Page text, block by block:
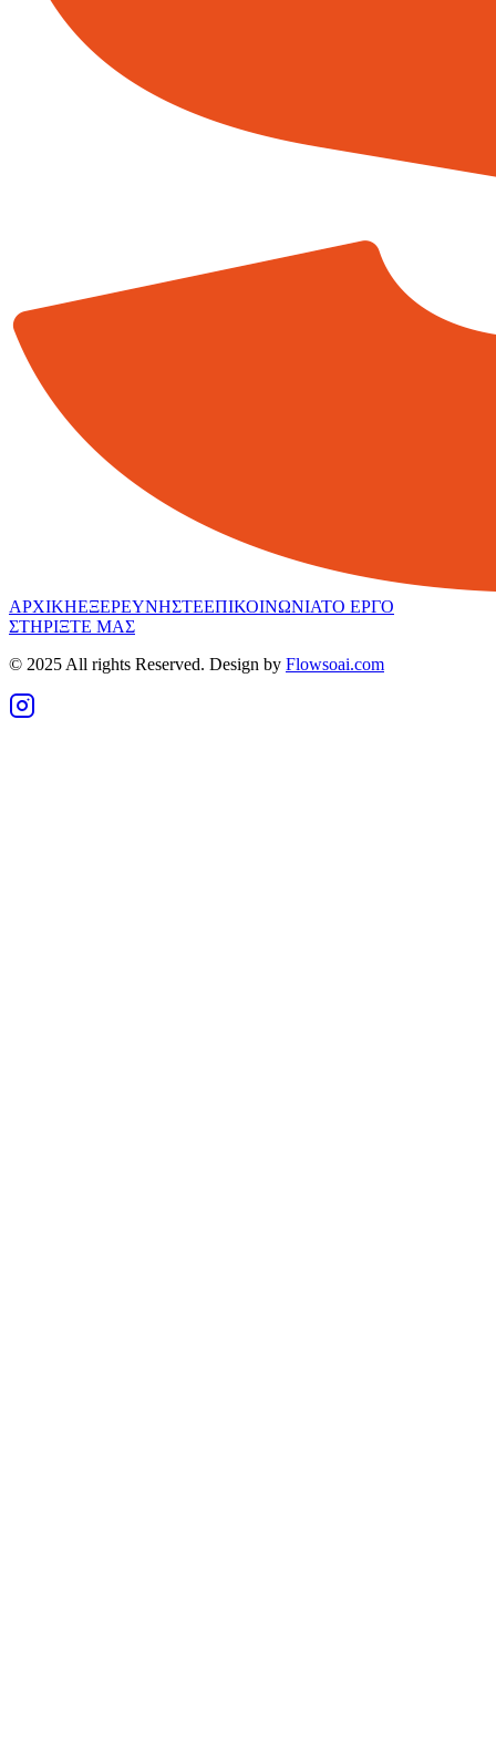
ΑΡΧΙΚΗΕΞΕΡΕΥΝΗΣΤΕΕΠΙΚΟΙΝΩΝΙΑΤΟ ΕΡΓΟ
ΣΤΗΡΙΞΤΕ ΜΑΣ
© 2025 All rights Reserved. Design by Flowsoai.com